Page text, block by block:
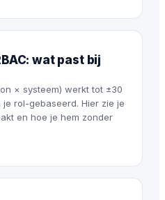
wat past bij
× systeem) werkt tot ±30
rol-gebaseerd. Hier zie je
en hoe je hem zonder